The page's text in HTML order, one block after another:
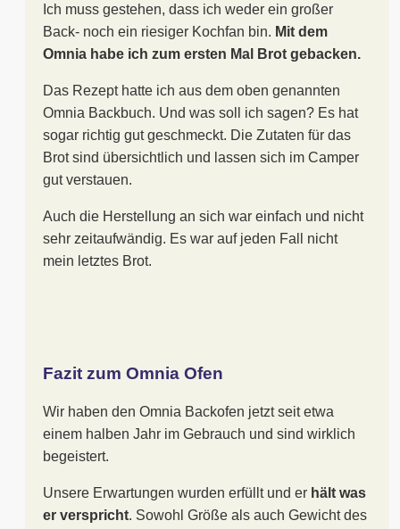
Ich muss gestehen, dass ich weder ein großer
Back- noch ein riesiger Kochfan bin. Mit dem
Omnia habe ich zum ersten Mal Brot gebacken.
Das Rezept hatte ich aus dem oben genannten
Omnia Backbuch. Und was soll ich sagen? Es hat
sogar richtig gut geschmeckt. Die Zutaten für das
Brot sind übersichtlich und lassen sich im Camper
gut verstauen.
Auch die Herstellung an sich war einfach und nicht
sehr zeitaufwändig. Es war auf jeden Fall nicht
mein letztes Brot.
Fazit zum Omnia Ofen
Wir haben den Omnia Backofen jetzt seit etwa
einem halben Jahr im Gebrauch und sind wirklich
begeistert.
Unsere Erwartungen wurden erfüllt und er hält was
er verspricht. Sowohl Größe als auch Gewicht des